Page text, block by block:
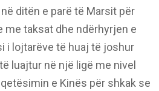
ditën e parë të Marsit për
me taksat dhe ndërhyrjen e
i lojtarëve të huaj të joshur
luajtur në një ligë me nivel
e Kinës për shkak se